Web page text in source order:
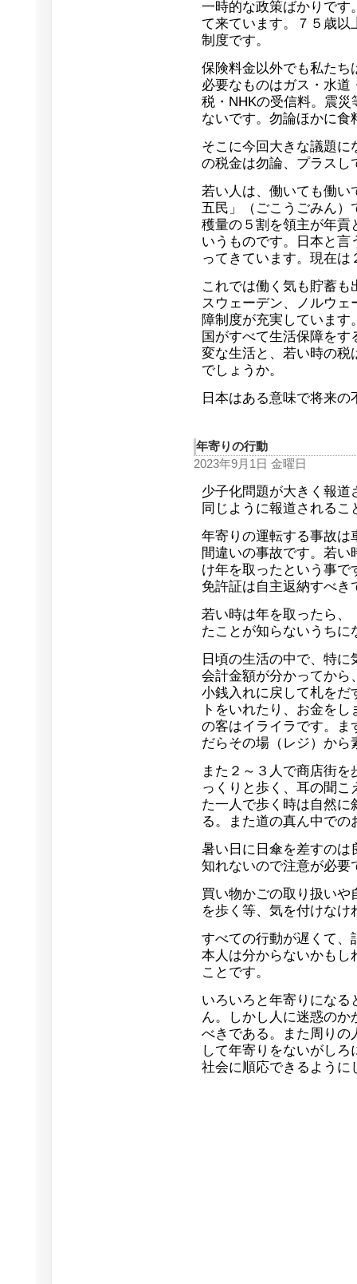
一時的な政策ばかりです
て来ています。７５歳
制度です。
保険料金以外でも私たち
必要なものはガス・水
税・NHKの受信料。震
ないです。勿論ほかに
そこに今回大きな議題
の税金は勿論、プラスし
若い人は、働いても働い
五民」（ごこうごみん）
穫量の５割を領主が年貢
いうものです。日本と
ってきています。現在
これでは働く気も貯蓄
スウェーデン、ノルウ
障制度が充実していま
国がすべて生活保障を
変な生活と、若い時の税
でしょうか。
日本はある意味で将来
年寄りの行動
2023年9月1日 金曜日
少子化問題が大きく報
同じように報道されるこ
年寄りの運転する事故は
間違いの事故です。若
け年を取ったという事
免許証は自主返納すべき
若い時は年を取ったら、
たことが知らないうちに
日頃の生活の中で、特
会計金額が分かってから
小銭入れに戻して札をだ
トをいれたり、お金を
の客はイライラです。ま
だらその場（レジ）から
また２～３人で商店街
っくりと歩く、耳の聞
た一人で歩く時は自然
る。また道の真ん中で
暑い日に日傘を差すのは
知れないので注意が必要
買い物かごの取り扱い
を歩く等、気を付けな
すべての行動が遅くて、
本人は分からないかもし
ことです。
いろいろと年寄りにな
ん。しかし人に迷惑の
べきである。また周りの
して年寄りをないがし
社会に順応できるように